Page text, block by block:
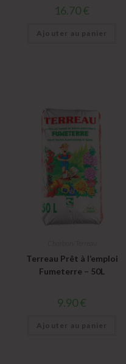
16.70€
Ajouter au panier
Terreau Prêt à l’emploi
Fumeterre – 50L
9.90€
Ajouter au panier